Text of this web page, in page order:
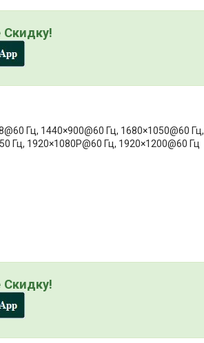
Скидку!
Гц, 1440×900@60 Гц, 1680×1050@60 Гц,
Гц, 1920×1080P@60 Гц, 1920×1200@60 Гц
Скидку!